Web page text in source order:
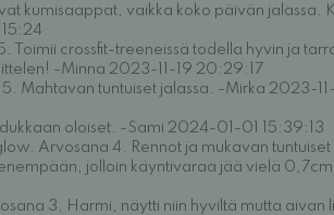
kumisaappat, vaikka koko päivän jalassa.
Toimii crossfit-treeneissä todella hyvin ja
-Minna 2023-11-19 20:29:17
Mahtavan tuntuiset jalassa. -Mirka 2023-
oloiset. -Sami 2024-01-01 15:39:13
Arvosana 4. Rennot ja mukavan tuntuiset
jolloin käyntivaraa jää vielä
3. Harmi, näytti niin hyviltä mutta aivan